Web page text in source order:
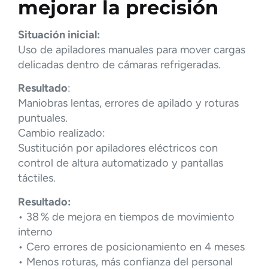
mejorar la precisión
Situación inicial:
Uso de apiladores manuales para mover cargas
delicadas dentro de cámaras refrigeradas.
Resultado:
Maniobras lentas, errores de apilado y roturas
puntuales.
Cambio realizado:
Sustitución por apiladores eléctricos con
control de altura automatizado y pantallas
táctiles.
Resultado:
• 38 % de mejora en tiempos de movimiento
interno
• Cero errores de posicionamiento en 4 meses
• Menos roturas, más confianza del personal